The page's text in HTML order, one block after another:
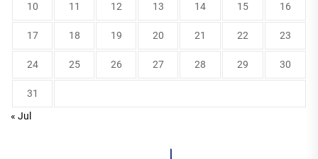
10 11 12 13 14 15 16
17 18 19 20 21 22 23
24 25 26 27 28 29 30
31
« Jul